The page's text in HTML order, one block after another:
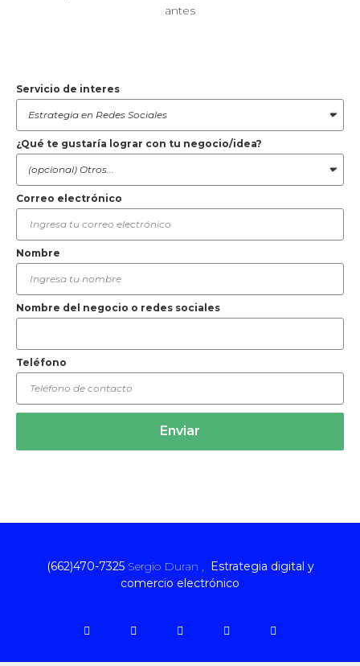
antes
Servicio de interes
¿Qué te gustaría lograr con tu negocio/idea?
Correo electrónico
Nombre
Nombre del negocio o redes sociales
Teléfono
Enviar
(662)470-7325 Sergio Duran , Estrategia digital y
comercio electrónico